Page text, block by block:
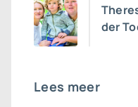
der
Lees meer